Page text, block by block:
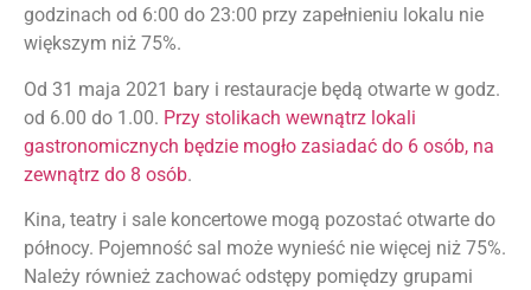
godzinach od 6:00 do 23:00 przy zapełnieniu lokalu nie
większym niż 75%.
Od 31 maja 2021 bary i restauracje będą otwarte w godz.
od 6.00 do 1.00. Przy stolikach wewnątrz lokali
gastronomicznych będzie mogło zasiadać do 6 osób, na
zewnątrz do 8 osób.
Kina, teatry i sale koncertowe mogą pozostać otwarte do
północy. Pojemność sal może wynieść nie więcej niż 75%.
Należy również zachować odstępy pomiędzy grupami